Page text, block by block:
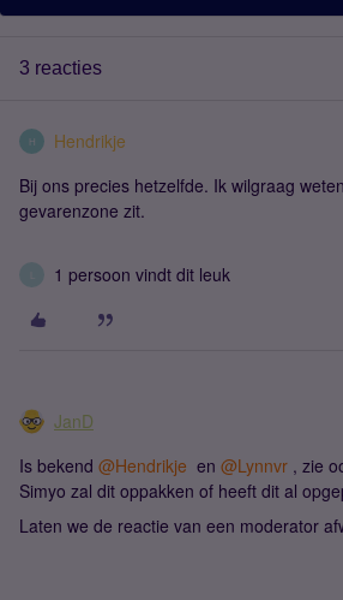
3 reacties
H Hendrikje
Bij ons precies hetzelfde. Ik wilgraag
gevarenzone zit.
1 persoon vindt dit leuk
JanD
Is bekend @Hendrikje en @Lynnvr , zie
Simyo zal dit oppakken of heeft dit al
Laten we de reactie van een moderator